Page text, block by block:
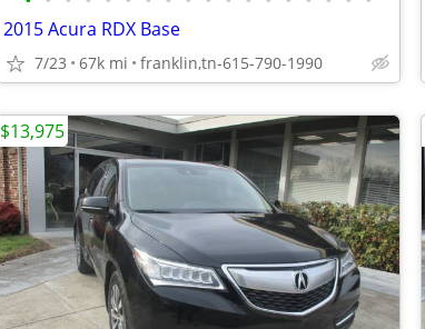
2015 Acura RDX Base
7/23 67k mi franklin,tn-615-790-1990
$13,975